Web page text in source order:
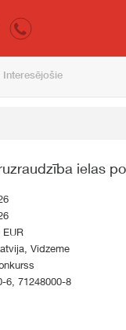
Interesējošie
ielas
EUR
Vidzeme
6, 71248000-8